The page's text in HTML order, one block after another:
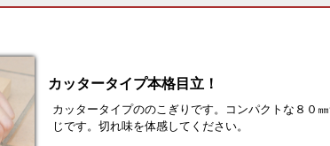
カッタータイプ本格目立！
カッタータイプののこぎりです。コンパクトな８０
じです。切れ味を体感してください。